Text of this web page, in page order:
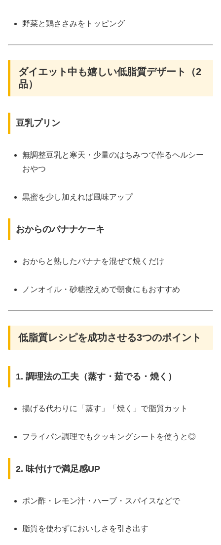
野菜と鶏ささみをトッピング
ダイエット中も嬉しい低脂質デザート（2
品）
豆乳プリン
無調整豆乳と寒天・少量のはちみつで作るヘルシー
おやつ
黒蜜を少し加えれば風味アップ
おからのバナナケーキ
おからと熟したバナナを混ぜて焼くだけ
ノンオイル・砂糖控えめで朝食にもおすすめ
低脂質レシピを成功させる3つのポイント
1. 調理法の工夫（蒸す・茹でる・焼く）
揚げる代わりに「蒸す」「焼く」で脂質カット
フライパン調理でもクッキングシートを使うと◎
2. 味付けで満足感UP
ポン酢・レモン汁・ハーブ・スパイスなどで
脂質を使わずにおいしさを引き出す